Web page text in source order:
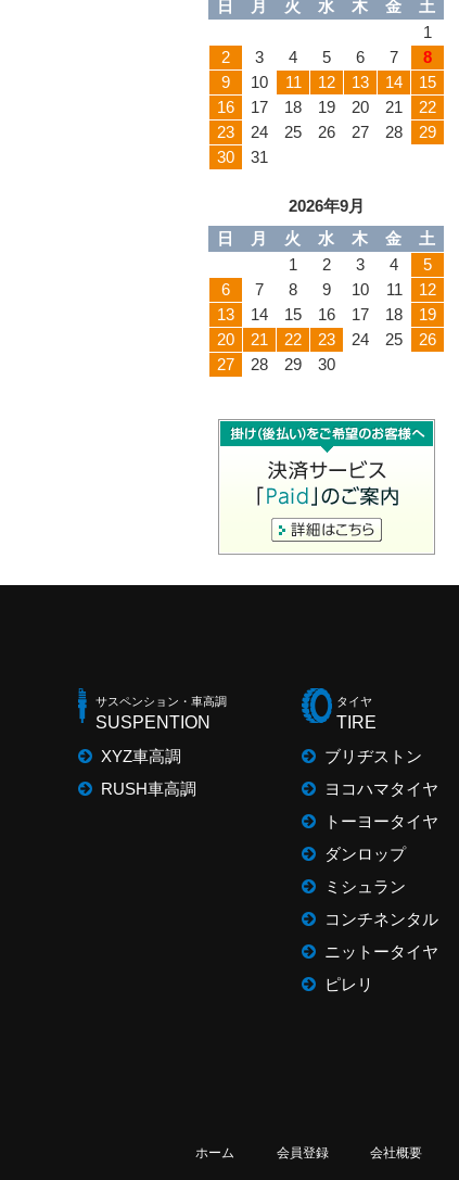
日
月 火 水 木 金
土
1
2
3 4 5 6 7
8
9
10 11 12 13 14
15
16
17 18 19 20 21
22
23
24 25 26 27 28
29
30
31
2026年9月
日
月 火 水 木 金
土
1
2 3 4
5
6
7 8 9 10 11
12
13
14 15 16 17 18
19
20
21 22 23 24 25
26
27
28 29 30
サスペンション・車高調
SUSPENTION
XYZ車高調
RUSH車高調
タイヤ
TIRE
ブリヂストン
ヨコハマタイヤ
トーヨータイヤ
ダンロップ
ミシュラン
コンチネンタル
ニットータイヤ
ピレリ
ホーム 会員登録 会社概要